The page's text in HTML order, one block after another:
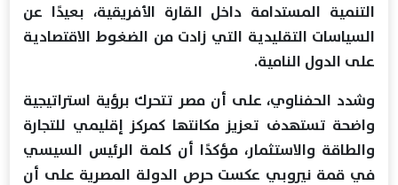
التنمية المستدامة داخل القارة الأفريقية، بعيدًا عن
السياسات التقليدية التي زادت من الضغوط الاقتصادية
على الدول النامية.
وشدد الحفناوي، على أن مصر تتحرك برؤية استراتيجية
واضحة تستهدف تعزيز مكانتها كمركز إقليمي للتجارة
والطاقة والاستثمار، مؤكدًا أن كلمة الرئيس السيسي
في قمة نيروبي عكست حرص الدولة المصرية على أن